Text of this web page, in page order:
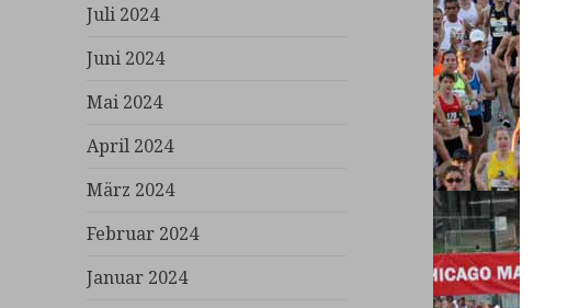
Juli 2024
Juni 2024
Mai 2024
April 2024
März 2024
Februar 2024
Januar 2024